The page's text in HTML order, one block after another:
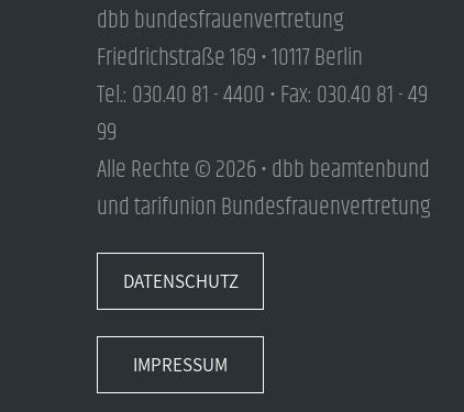
dbb bundesfrauenvertretung
Friedrichstraße 169 • 10117 Berlin
Tel.: 030.40 81 - 4400 • Fax: 030.40 81 - 49
99
Alle Rechte © 2026 • dbb beamtenbund
und tarifunion Bundesfrauenvertretung
DATENSCHUTZ
IMPRESSUM